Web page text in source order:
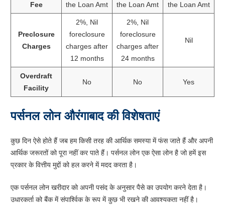
Fee
the Loan Amt
the Loan Amt
the Loan Amt
Preclosure
Charges
2%, Nil
foreclosure
charges after
12 months
2%, Nil
foreclosure
charges after
24 months
Nil
Overdraft
Facility
No No Yes
पर्सनल लोन औरंगाबाद की विशेषताएं
कुछ दिन ऐसे होते हैं जब हम किसी तरह की आर्थिक समस्या में फंस जाते हैं और अपनी
आर्थिक जरूरतों को पूरा नहीं कर पाते हैं। पर्सनल लोन एक ऐसा लोन है जो हमें इस
प्रकार के वित्तीय मुद्दों को हल करने में मदद करता है।
एक पर्सनल लोन खरीदार को अपनी पसंद के अनुसार पैसे का उपयोग करने देता है।
उधारकर्ता को बैंक में संपार्श्विक के रूप में कुछ भी रखने की आवश्यकता नहीं है।